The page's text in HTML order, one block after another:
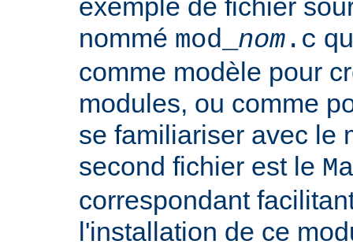
exemple de fichier
nommé mod_ nom .c
comme modèle pour
modules, ou comme
se familiariser avec le
second fichier est le
correspondant
l'installation de ce